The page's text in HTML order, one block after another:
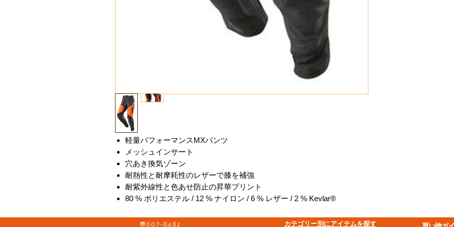
軽量パフォーマンスMXパンツ
メッシュインサート
穴あき換気ゾーン
耐熱性と耐摩耗性のレザーで膝を補強
耐紫外線性と色あせ防止の昇華プリント
80 % ポリエステル / 12 % ナイロン / 6 % レザー / 2 % Kevlar®
〠607-8482 ​カテゴリー別にアイテムを探す